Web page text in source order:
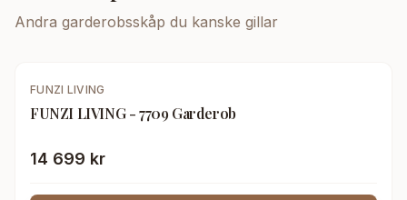
Andra garderobsskåp du kanske gillar
FUNZI LIVING
FUNZI LIVING - 7709 Garderob
14 699 kr